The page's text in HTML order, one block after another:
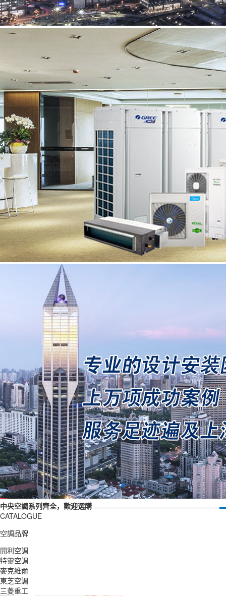
中央空調系列齊全，歡迎選購
CATALOGUE
空調品牌
開利空調
特靈空調
麥克維爾
東芝空調
三菱重工